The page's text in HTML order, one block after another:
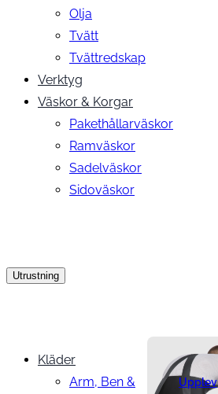
Olja
Tvätt
Tvättredskap
Verktyg
Väskor & Korgar
Pakethållarväskor
Ramväskor
Sadelväskor
Sidoväskor
Utrustning
Kläder
Arm, Ben &
Upplev